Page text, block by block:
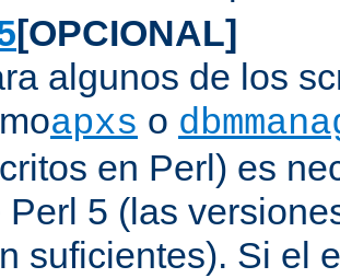
[OPCIONAL]
algunos de los
apxs o
en Perl) es
Perl 5 (las
suficientes). Si el